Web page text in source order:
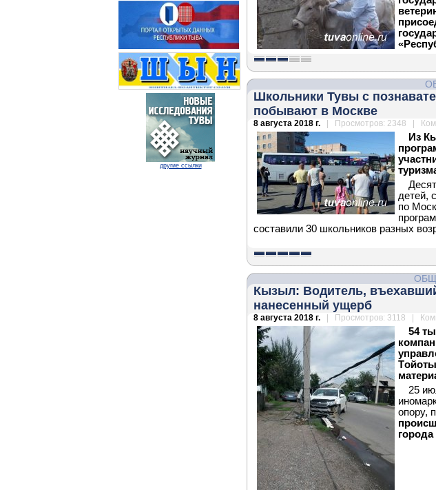
другие ссылки
Школьники Тувы с
побывают в Москве
8 августа 2018 г. | Просмотров: 2348 |
Из
детей,
по
составили 30 школьников разных
Кызыл: Водитель,
нанесенный ущерб
8 августа 2018 г. | Просмотров: 3118 |
54
25
опору,